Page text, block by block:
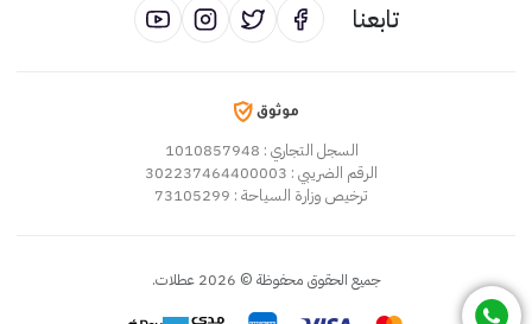
تابعنا
السجل التجاري : 1010857948
الرقم الضريبي : 302237464400003
ترخيص وزارة السياحة : 73105299
جميع الحقوق محفوظة ©
2026 عطلات.